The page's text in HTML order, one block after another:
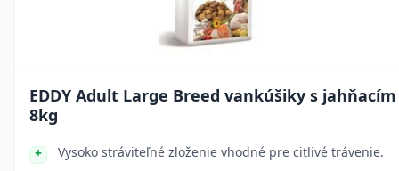
EDDY Adult Large Breed vankúšiky s jahňacím
8kg
Vysoko stráviteľné zloženie vhodné pre citlivé trávenie.